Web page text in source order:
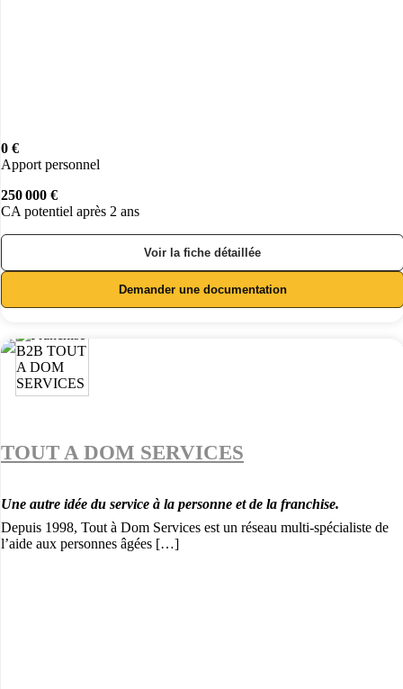
0 €
Apport personnel
250 000 €
CA potentiel après 2 ans
Voir la fiche détaillée
Demander une documentation
TOUT A DOM SERVICES
Une autre idée du service à la personne et de la franchise.
Depuis 1998, Tout à Dom Services est un réseau multi-spécialiste de
l’aide aux personnes âgées […]